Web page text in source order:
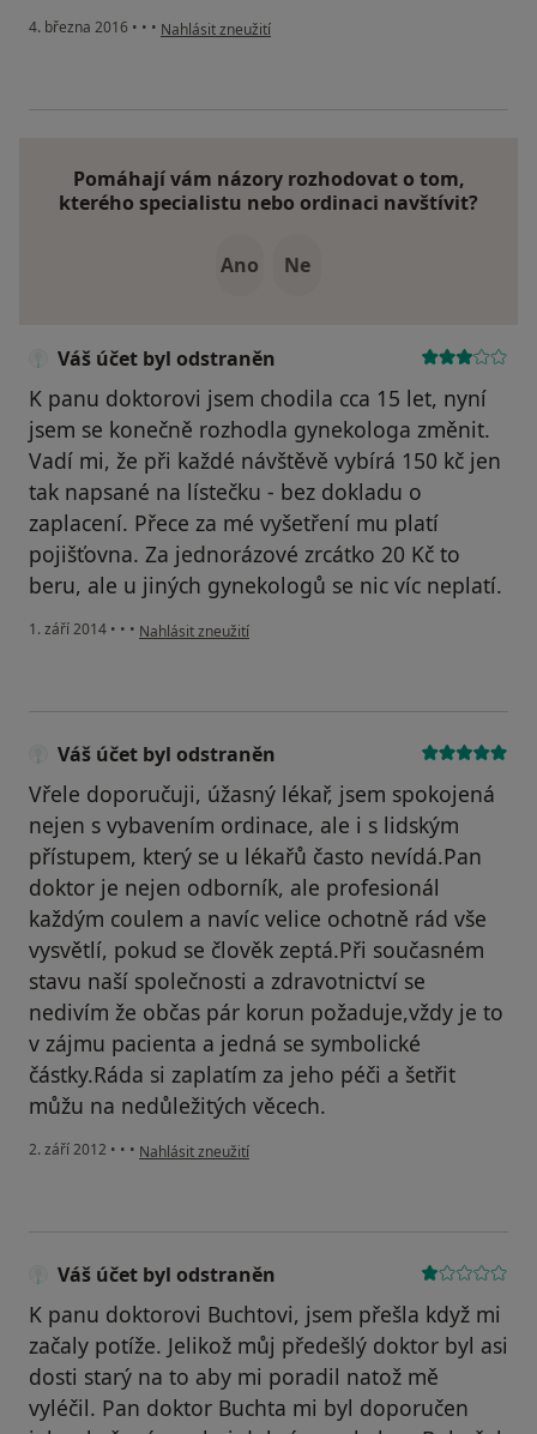
4. března 2016 • • • podle názoru uživatele Váš účet byl odstraněn
Nahlásit zneužití
Pomáhají vám názory rozhodovat o tom,
kterého specialistu nebo ordinaci navštívit?
Ano Ne
Váš účet byl odstraněn
K panu doktorovi jsem chodila cca 15 let, nyní
jsem se konečně rozhodla gynekologa změnit.
Vadí mi, že při každé návštěvě vybírá 150 kč jen
tak napsané na lístečku - bez dokladu o
zaplacení. Přece za mé vyšetření mu platí
pojišťovna. Za jednorázové zrcátko 20 Kč to
beru, ale u jiných gynekologů se nic víc neplatí.
1. září 2014 • • • podle názoru uživatele Váš účet byl odstraněn
Nahlásit zneužití
Váš účet byl odstraněn
Vřele doporučuji, úžasný lékař, jsem spokojená
nejen s vybavením ordinace, ale i s lidským
přístupem, který se u lékařů často nevídá.Pan
doktor je nejen odborník, ale profesionál
každým coulem a navíc velice ochotně rád vše
vysvětlí, pokud se člověk zeptá.Při současném
stavu naší společnosti a zdravotnictví se
nedivím že občas pár korun požaduje,vždy je to
v zájmu pacienta a jedná se symbolické
částky.Ráda si zaplatím za jeho péči a šetřit
můžu na nedůležitých věcech.
2. září 2012 • • • podle názoru uživatele Váš účet byl odstraněn
Nahlásit zneužití
Váš účet byl odstraněn
K panu doktorovi Buchtovi, jsem přešla když mi
začaly potíže. Jelikož můj předešlý doktor byl asi
dosti starý na to aby mi poradil natož mě
vyléčil. Pan doktor Buchta mi byl doporučen